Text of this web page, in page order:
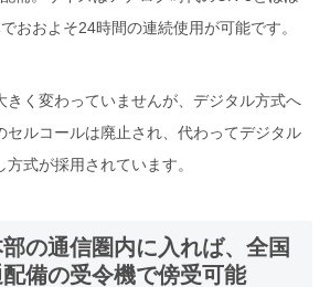
おおよそ24時間の連続使用が可能です。
きく変わっていませんが、デジタル方式へ
セルコールは廃止され、代わってデジタル
式が採用されています。
の通信圏内に入れば、全国
備の受令機で傍受可能